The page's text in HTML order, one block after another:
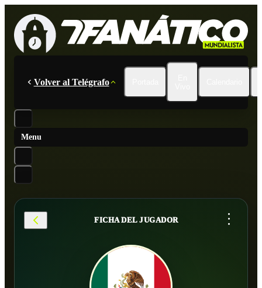
Volver al Telégrafo
Menu
FICHA DEL JUGADOR ...